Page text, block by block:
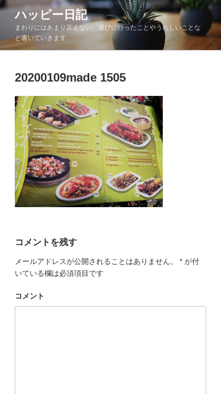
コ
ン
ツ
ハッピー日記
まわりにはあまり言えない、遊びに行ったことやうれしいことな
ど書いていきます
20200109made 1505
コメントを残す
メールアドレスが公開されることはありません。 * が付
いている欄は必須項目です
コメント